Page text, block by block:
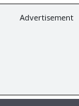
Advertisement